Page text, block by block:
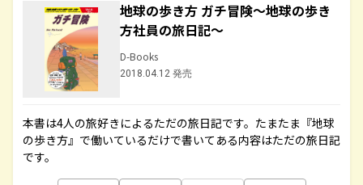
地球の歩き方 ガチ冒険～地球の歩き
方社員の旅日記～
D-Books
2018.04.12 発売
本書は4人の旅好きによるただの旅日記です。たまたま『地球
の歩き方』で働いているだけで書いてある内容はただの旅日記
です。